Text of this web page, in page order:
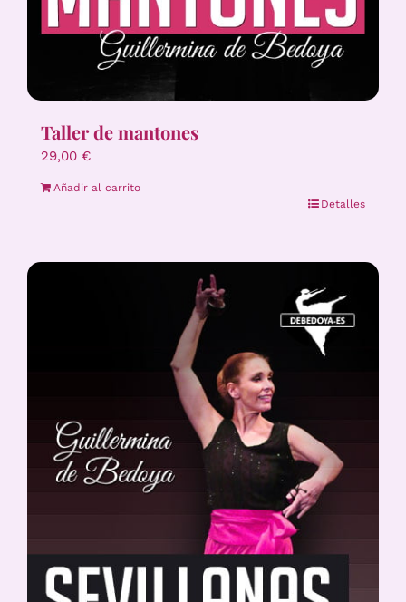
Taller de mantones
29,00 €
Añadir al carrito
Detalles